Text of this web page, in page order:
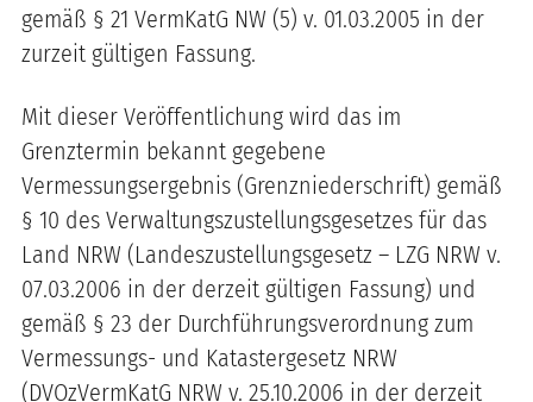
gemäß § 21 VermKatG NW (5) v. 01.03.2005 in der
zurzeit gültigen Fassung.
Mit dieser Veröffentlichung wird das im
Grenztermin bekannt gegebene
Vermessungsergebnis (Grenzniederschrift) gemäß
§ 10 des Verwaltungszustellungsgesetzes für das
Land NRW (Landeszustellungsgesetz – LZG NRW v.
07.03.2006 in der derzeit gültigen Fassung) und
gemäß § 23 der Durchführungsverordnung zum
Vermessungs- und Katastergesetz NRW
(DVOzVermKatG NRW v. 25.10.2006 in der derzeit